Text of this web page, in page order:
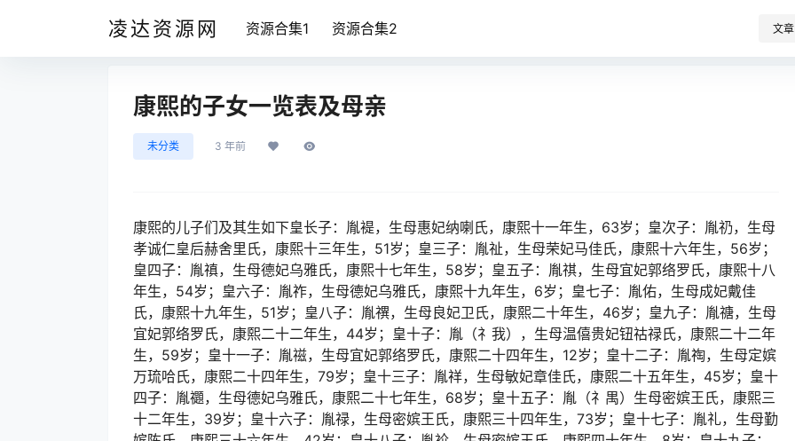
凌达资源网 资源合集1 资源合集2 文章
康熙的子女一览表及母亲
未分类 3 年前
康熙的儿子们及其生如下皇长子：胤褆，生母惠妃纳喇氏，康熙十一年生，63岁；皇次子：胤礽，生母
孝诚仁皇后赫舍里氏，康熙十三年生，51岁；皇三子：胤祉，生母荣妃马佳氏，康熙十六年生，56岁；
皇四子：胤禛，生母德妃乌雅氏，康熙十七年生，58岁；皇五子：胤祺，生母宜妃郭络罗氏，康熙十八
年生，54岁；皇六子：胤祚，生母德妃乌雅氏，康熙十九年生，6岁；皇七子：胤佑，生母成妃戴佳
氏，康熙十九年生，51岁；皇八子：胤禩，生母良妃卫氏，康熙二十年生，46岁；皇九子：胤禟，生母
宜妃郭络罗氏，康熙二十二年生，44岁；皇十子：胤（礻我），生母温僖贵妃钮祜禄氏，康熙二十二年
生，59岁；皇十一子：胤禌，生母宜妃郭络罗氏，康熙二十四年生，12岁；皇十二子：胤祹，生母定嫔
万琉哈氏，康熙二十四年生，79岁；皇十三子：胤祥，生母敏妃章佳氏，康熙二十五年生，45岁；皇十
四子：胤禵，生母德妃乌雅氏，康熙二十七年生，68岁；皇十五子：胤（礻禺）生母密嫔王氏，康熙三
十二年生，39岁；皇十六子：胤禄，生母密嫔王氏，康熙三十四年生，73岁；皇十七子：胤礼，生母勤